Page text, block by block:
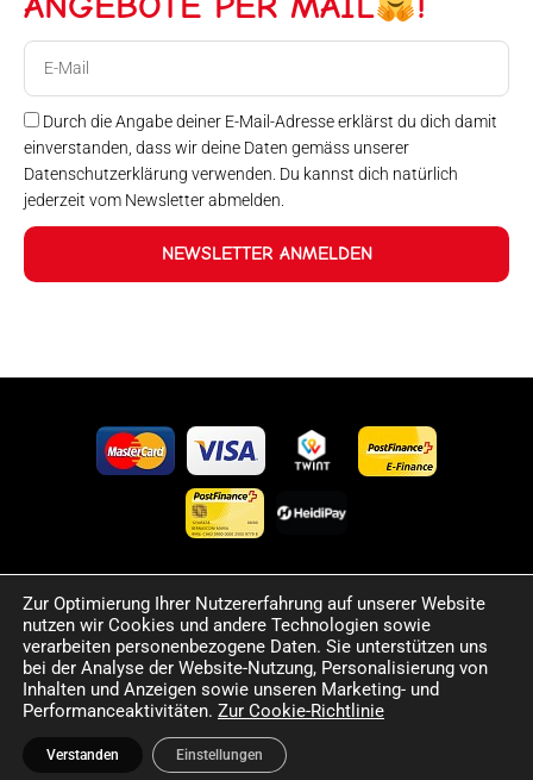
Durch die Angabe deiner E-Mail-Adresse erklärst du dich damit
einverstanden, dass wir deine Daten gemäss unserer
Datenschutzerklärung verwenden. Du kannst dich natürlich
jederzeit vom Newsletter abmelden.
NEWSLETTER ANMELDEN
©2024 Happy Sport. Alle auf dieser Website angegebenen
Preise und Informationen sind unverbindlich und können
Fehler sowie Irrtümer enthalten. Wir behalten uns das Recht
vor, jederzeit Änderungen vorzunehmen. Für die Richtigkeit
und Aktualität der bereitgestellten Informationen
übernehmen wir keine Haftung.
Zur Optimierung Ihrer Nutzererfahrung auf unserer Website
nutzen wir Cookies und andere Technologien sowie
verarbeiten personenbezogene Daten. Sie unterstützen uns
bei der Analyse der Website-Nutzung, Personalisierung von
Inhalten und Anzeigen sowie unseren Marketing- und
Performanceaktivitäten. Zur Cookie-Richtlinie
Verstanden Einstellungen